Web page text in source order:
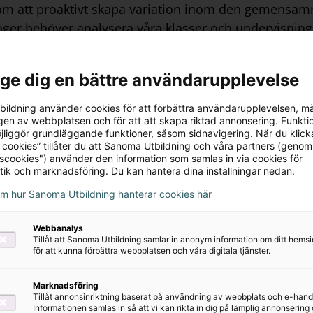
att proaktivt skapa variation inom den
behöver analysera våra klasser och
som jag undervisar? Vad kommer uppfattas
vi sedan undervisningen. Vårt mål med
flesta elever.
nytta av din erfarenhet som specialpedagog i
förutsättningar, utmaningar och behov har hjälpt
processen frågat mig själv hur materialet kommer
sig an olika uppgifter och vilket stöd de behöver
har verkligen genomsyrat hela mitt tankesätt
deras självförtroende i engelska ska öka och inte
man som lärare kan stötta elever som tycker
dig en bättre användarupplevelse
använder cookies för att förbättra användarupplevelsen,
av webbplatsen och för att att skapa riktad annonsering.
grundläggande funktioner, såsom sidnavigering. När du
cookies” tillåter du att Sanoma Utbildning och våra partners
använder den information som samlas in via cookies för
och marknadsföring. Du kan hantera dina inställningar nedan.
hur Sanoma Utbildning hanterar cookies här
Webbanalys
Tillåt att Sanoma Utbildning samlar in anonym information om ditt
för att kunna förbättra webbplatsen och våra digitala tjänster.
Marknadsföring
Tillåt annonsinriktning baserat på användning av webbplats och e-
Informationen samlas in så att vi kan rikta in dig på lämplig annonsering